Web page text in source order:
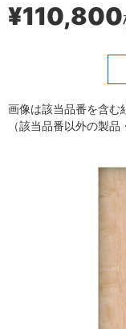
¥110,800
画像は該当品番を含む
（該当品番以外の製